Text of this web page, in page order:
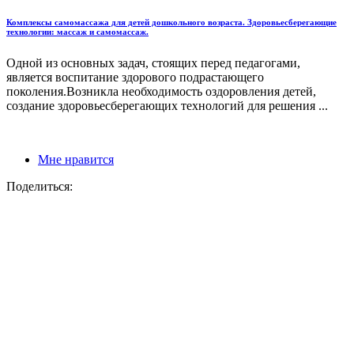
Комплексы самомассажа для детей дошкольного возраста. Здоровьесберегающие
технологии: массаж и самомассаж.
Одной из основных задач, стоящих перед педагогами,
является воспитание здорового подрастающего
поколения.Возникла необходимость оздоровления детей,
создание здоровьесберегающих технологий для решения ...
Мне нравится
Поделиться: